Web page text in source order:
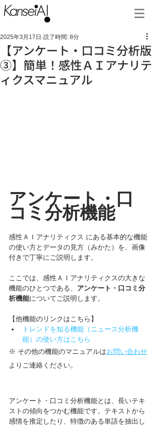
【アンケート・口コミ分析版
③】簡単！感性ＡＩアナリテ
ィクスマニュアル
2025年3月17日 読了時間: 8分
アンケート・口
コミ分析機能
感性ＡＩアナリティクス にある基本的な機能
の使い方とデータの見方（みかた）を、画像
付きで丁寧にご説明します。
ここでは、感性ＡＩアナリティクスの大きな
機能のひとつである、 アンケート・口コミ分
析機能についてご説明します。
【他機能のリンクはこちら】
トレンドを知る機能（ニュース分析機
能）の使い方はこちら
※ その他の機能のマニュアルはお問い合わせ
よりご連絡ください。
アンケート・口コミ分析機能とは、長いテキ
ストの傾向をつかむ機能です。テキストから
感情を推定したり、特徴のある単語を抽出し